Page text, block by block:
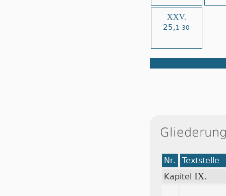
XXV.
25,1-30
Nr.
Textstelle
Kapitel IX.